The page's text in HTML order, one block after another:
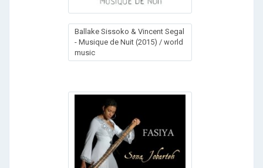
Ваllаkе Sissоkо & Vinсеnt Sеgаl
- Мusiquе dе Nuit (2015) / world
music